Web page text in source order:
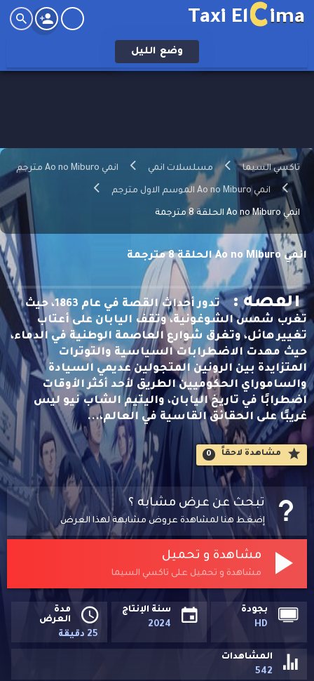
Taxi ElCima
وضع الليل
تاكسي السيما مسلسلات انمي انمي Ao no Miburo مترجم
انمي Ao no Miburo الموسم الاول مترجم
انمي Ao no Miburo الحلقة 8 مترجمة
انمي Ao no Miburo الحلقة 8 مترجمة
القصه :
تدور أحداث القصة في عام 1863، حيث
تغرب شمس الشوغونية، وتقف اليابان على أعتاب
تغيير هائل، وتغرق شوارع العاصمة الوطنية في الدماء،
حيث مهدت الاضطرابات السياسية والتوترات
المتزايدة بين الرونين المتجولين عديمي السيادة
والساموراي الحكوميين الطريق لأحد أكثر الأوقات
اضطرابًا في تاريخ اليابان، واليتيم الشاب نيو ليس
غريبًا على الحقائق القاسية في العالم،...
مشاهدة لاحقاََ 0
تبحث عن عرض مشابه ؟
إضغط هنا لمشاهدة عروض مشابهة لهذا العرض
مشاهدة و تحميل
مشاهدة و تحميل على تاكسي السيما
بجودة
HD
سنة الإنتاج
2024
مدة
العرض
25 دقيقة
المشاهدات
542